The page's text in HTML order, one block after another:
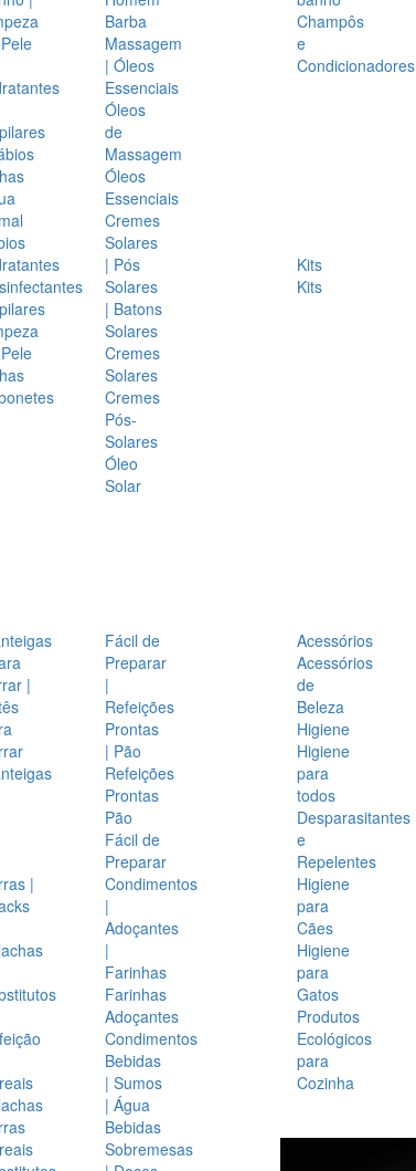
Barba
Massagem
| Óleos
Essenciais
Óleos
de
Massagem
Óleos
Essenciais
Cremes
Solares
| Pós
Solares
| Batons
Solares
Cremes
Solares
Cremes
Pós-
Solares
Óleo
Solar
Champôs
e
Condicionadores
Kits
Kits
|
Fácil de
Preparar
|
Refeições
Prontas
| Pão
Refeições
Prontas
Pão
Fácil de
Preparar
|
Condimentos
|
Adoçantes
|
Farinhas
Farinhas
Adoçantes
Condimentos
Bebidas
| Sumos
| Água
Bebidas
Sobremesas
Acessórios
Acessórios
de
Beleza
Higiene
Higiene
para
todos
Desparasitantes
e
Repelentes
Higiene
para
Cães
Higiene
para
Gatos
Produtos
Ecológicos
para
Cozinha